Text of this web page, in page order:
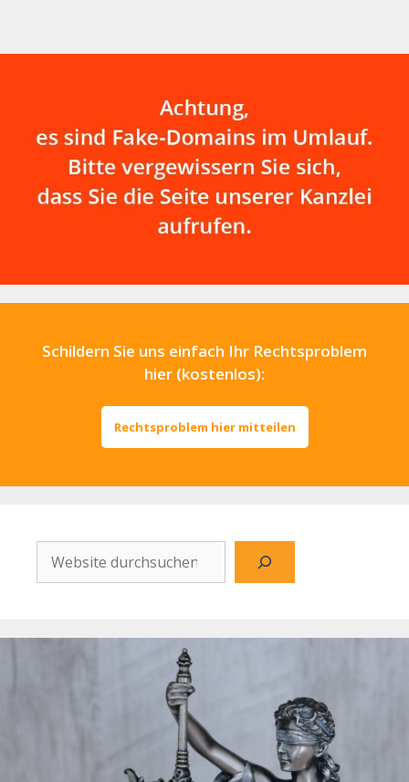
Schildern Sie uns einfach Ihr Rechtsproblem
hier (kostenlos):
Rechtsproblem hier mitteilen
Website
durchsuchen